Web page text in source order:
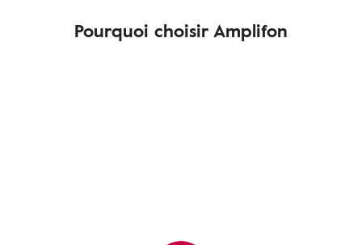
Pourquoi choisir Amplifon